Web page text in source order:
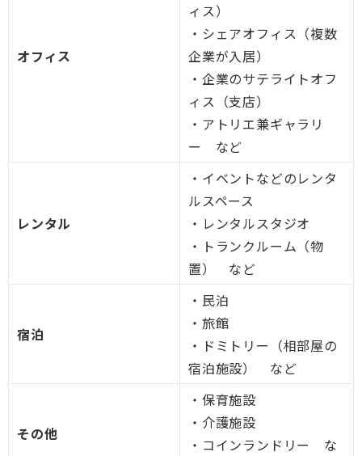
オフィス
ィス）
・シェアオフィス（複数
企業が入居）
・企業のサテライトオフ
ィス（支店）
・アトリエ兼ギャラリ
ー など
レンタル
・イベントなどのレンタ
ルスペース
・レンタルスタジオ
・トランクルーム（物
置） など
宿泊
・民泊
・旅館
・ドミトリー（相部屋の
宿泊施設） など
その他
・保育施設
・介護施設
・コインランドリー な